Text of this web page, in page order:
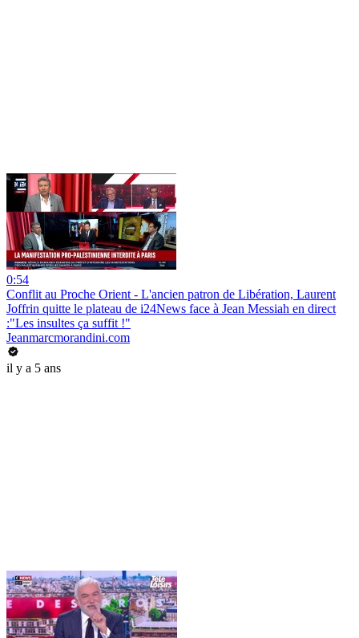
0:54
Conflit au Proche Orient - L'ancien patron de Libération, Laurent
Joffrin quitte le plateau de i24News face à Jean Messiah en direct
:"Les insultes ça suffit !"
Jeanmarcmorandini.com
il y a 5 ans